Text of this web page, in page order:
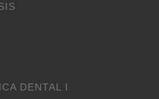
DENTAL I